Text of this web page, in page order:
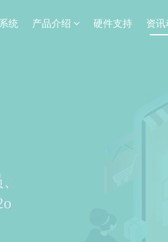
统 产品介绍 硬件支持 资讯